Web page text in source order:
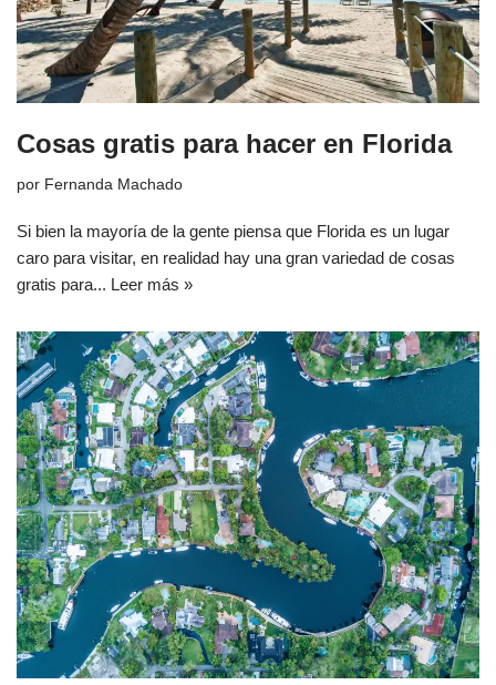
Cosas gratis para hacer en Florida
por Fernanda Machado
Si bien la mayoría de la gente piensa que Florida es un lugar
caro para visitar, en realidad hay una gran variedad de cosas
gratis para... Leer más »